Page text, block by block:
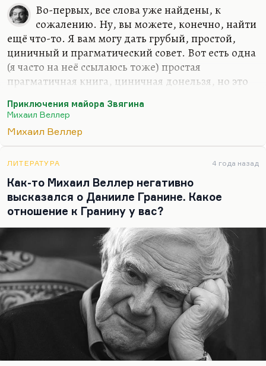
хотя он не публицист, Никиту Елисеева, хотя он
скорее критик. Есть другие авторы, которые мне
крайне интересны.
Во-первых, все слова уже найдены, к
сожалению. Ну, вы можете, конечно, найти
ещё что-то. Я вам могу дать грубый, простой,
циничный и прагматический совет. Вот есть одна
(я часто на неё ссылаюсь тоже) простая
прагматичная книга, циничная донельзя, но это
Звягина». Это роман, который обвиняли во всех
смертных греха. Он и провокативный, и польза
убийства там доказывается, и «Надежда в Боге, а
упоминается. Ну, это достаточно жестокая книга.
Она на меня самого подействовала так, знаете,
как будто я кипяточку глотнул.
Но там есть глава, которая называется «Будем
живы — не помрём». Она спекулятивная,…
Приключения майора Звягина
Михаил Веллер
Михаил Веллер
ЛИТЕРАТУРА 4 года назад
Как-то Михаил Веллер негативно
высказался о Данииле Гранине. Какое
отношение к Гранину у вас?